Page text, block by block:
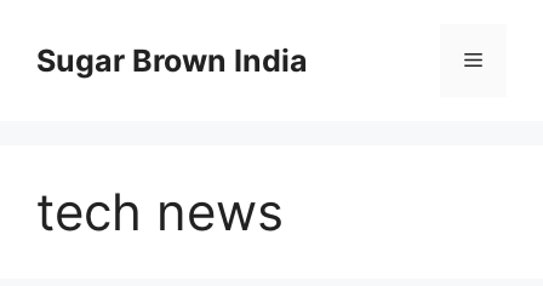
contentSugar Brown India Menu
tech news